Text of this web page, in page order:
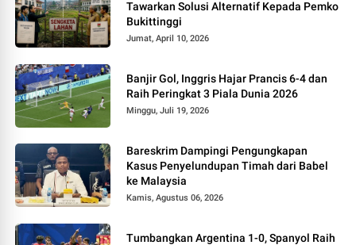
Tawarkan Solusi Alternatif Kepada Pemko
Bukittinggi
Jumat, April 10, 2026
Banjir Gol, Inggris Hajar Prancis 6-4 dan
Raih Peringkat 3 Piala Dunia 2026
Minggu, Juli 19, 2026
Bareskrim Dampingi Pengungkapan
Kasus Penyelundupan Timah dari Babel
ke Malaysia
Kamis, Agustus 06, 2026
Tumbangkan Argentina 1-0, Spanyol Raih